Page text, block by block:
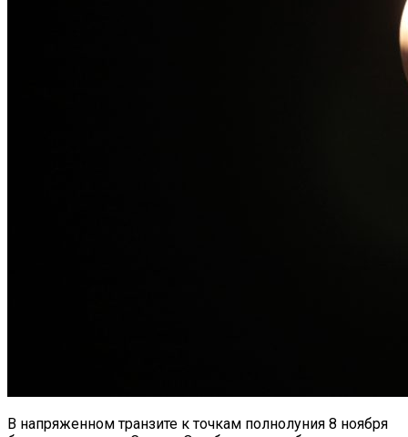
В напряженном транзите к точкам полнолуния 8 ноября